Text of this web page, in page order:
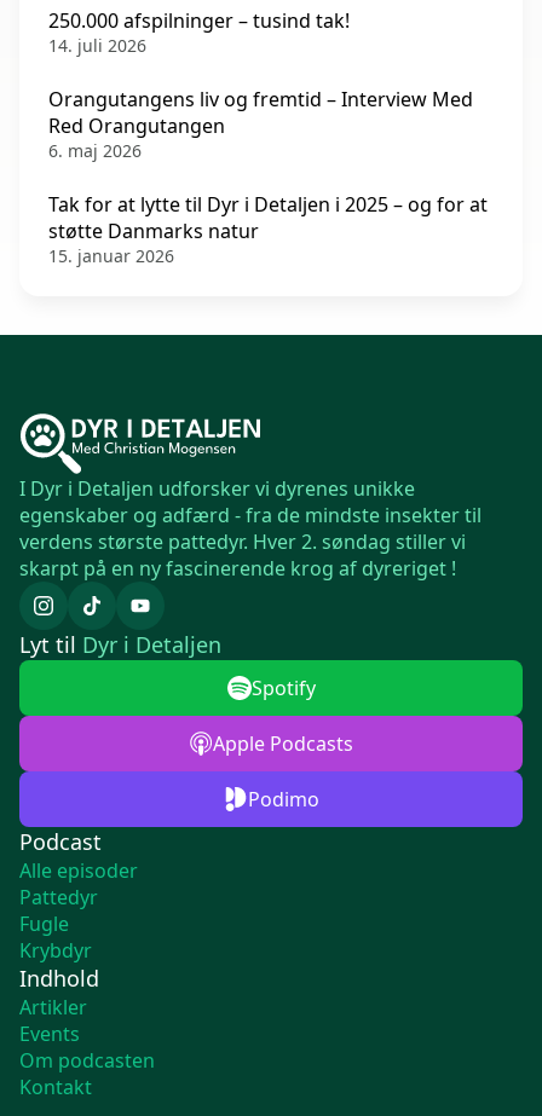
250.000 afspilninger – tusind tak!
14. juli 2026
Orangutangens liv og fremtid – Interview Med
Red Orangutangen
6. maj 2026
Tak for at lytte til Dyr i Detaljen i 2025 – og for at
støtte Danmarks natur
15. januar 2026
I Dyr i Detaljen udforsker vi dyrenes unikke
egenskaber og adfærd - fra de mindste insekter til
verdens største pattedyr. Hver 2. søndag stiller vi
skarpt på en ny fascinerende krog af dyreriget !
Podcast
Alle episoder
Pattedyr
Fugle
Krybdyr
Indhold
Artikler
Events
Om podcasten
Kontakt
Lyt til Dyr i Detaljen
Spotify
Apple Podcasts
Podimo